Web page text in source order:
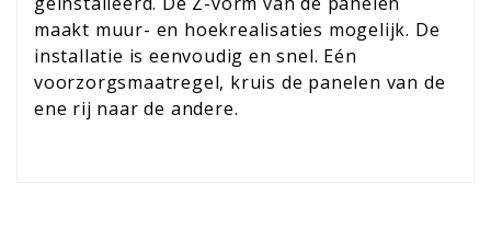
maakt muur- en hoekrealisaties mogelijk. De
installatie is eenvoudig en snel. Eén
voorzorgsmaatregel, kruis de panelen van de
ene rij naar de andere.